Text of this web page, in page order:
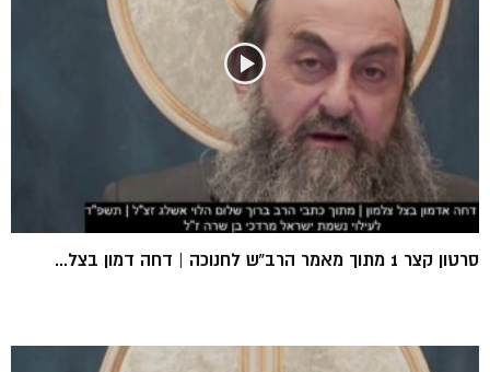
סרטון קצר 1 מתוך מאמר הרב”ש לחנוכה | דחה דמון בצל...